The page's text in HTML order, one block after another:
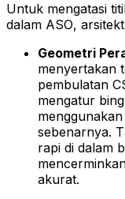
Untuk mengatasi
dalam ASO,
Geometri
menyertakan
pembulatan
mengatur
sebenarnya.
rapi di dalam
akurat.